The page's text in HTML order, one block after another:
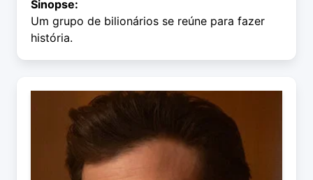
Sinopse:
Um grupo de bilionários se reúne para fazer
história.